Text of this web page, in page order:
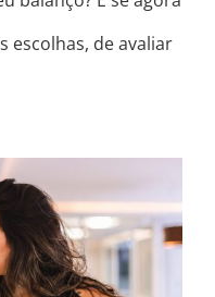
escolhas, de avaliar
LINDA